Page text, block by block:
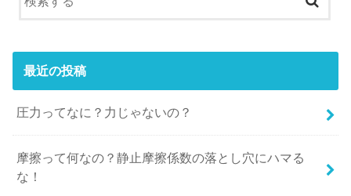
最近の投稿
圧力ってなに？力じゃないの？
摩擦って何なの？静止摩擦係数の落とし穴にハマる
な！